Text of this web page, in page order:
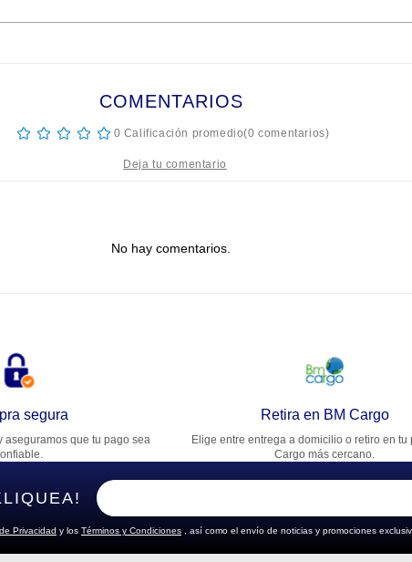
COMENTARIOS
☆ ☆ ☆ ☆ ☆ 0 Calificación promedio(0 comentarios)
de email
comentario
No hay comentarios.
segura
aseguramos que tu pago sea
Retira en BM Cargo
Elige entre entrega a domicilio o retiro en tu
Cargo más cercano.
Privacidad y los Términos y Condiciones , así como el envío de noticias y promociones